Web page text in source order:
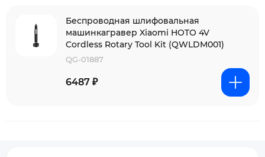
Беспроводная шлифовальная
машинкагравер Xiaomi HOTO 4V
Cordless Rotary Tool Kit (QWLDM001)
QG-01887
6487 ₽